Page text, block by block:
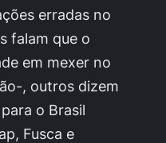
erradas no
falam que o
em mexer no
, outros dizem
o Brasil
Fusca e